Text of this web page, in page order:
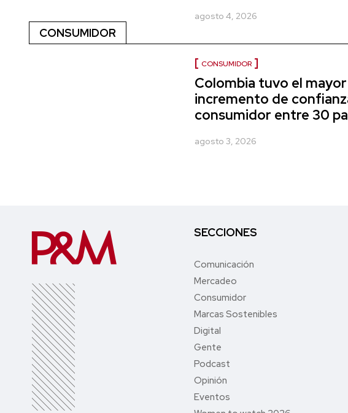
agosto 4, 2026
CONSUMIDOR
CONSUMIDOR
Colombia tuvo el mayor
incremento de
consumidor entre 30
agosto 3, 2026
SECCIONES
Comunicación
Mercadeo
Consumidor
Marcas Sostenibles
Digital
Gente
Podcast
Opinión
Eventos